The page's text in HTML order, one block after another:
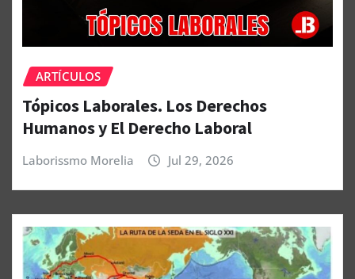
ARTÍCULOS
Tópicos Laborales. Los Derechos
Humanos y El Derecho Laboral
Laborissmo Morelia Jul 29, 2026